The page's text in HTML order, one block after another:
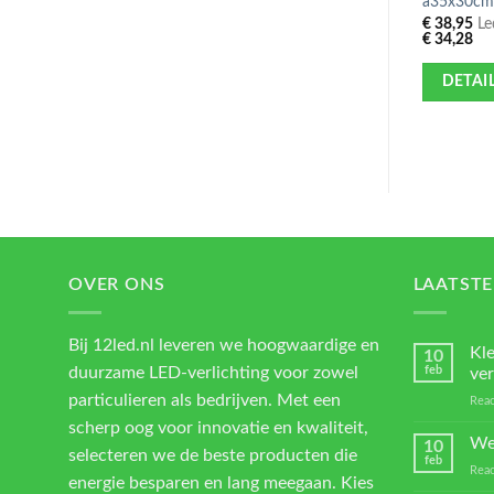
€38,95
€34,28
OVER ONS
Bij 12led.nl leveren we hoogwaardige en
duurzame LED-verlichting voor zowel
particulieren als bedrijven. Met een
scherp oog voor innovatie en kwaliteit,
selecteren we de beste producten die
energie besparen en lang meegaan. Kies
10
feb
10
feb